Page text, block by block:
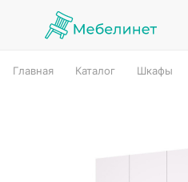
Главная Каталог Шкафы